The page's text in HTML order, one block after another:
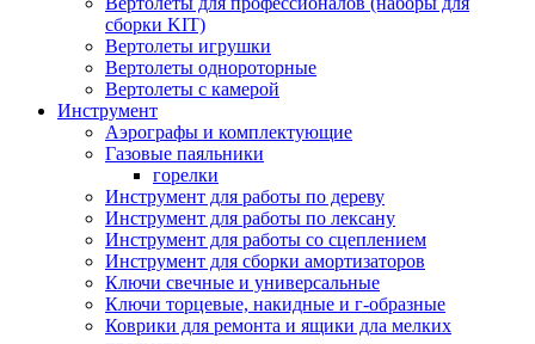
сборки KIT)
Вертолеты игрушки
Вертолеты однороторные
Вертолеты с камерой
Инструмент
Аэрографы и комплектующие
Газовые паяльники
горелки
Инструмент для работы по дереву
Инструмент для работы по лексану
Инструмент для работы со сцеплением
Инструмент для сборки амортизаторов
Ключи свечные и универсальные
Ключи торцевые, накидные и г-образные
Коврики для ремонта и ящики дла мелких